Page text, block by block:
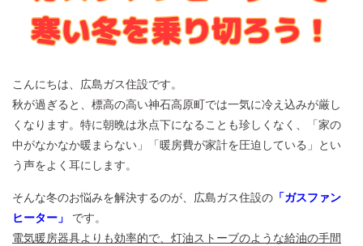
こんにちは、広島ガス住設です。
秋が過ぎると、標高の高い神石高原町では一気に冷え込みが厳し
くなります。特に朝晩は氷点下になることも珍しくなく、「家の
中がなかなか暖まらない」「暖房費が家計を圧迫している」とい
う声をよく耳にします。
そんな冬のお悩みを解決するのが、広島ガス住設の 「ガスファン
ヒーター」
です。
電気暖房器具よりも効率的で、灯油ストーブのような給油の手間